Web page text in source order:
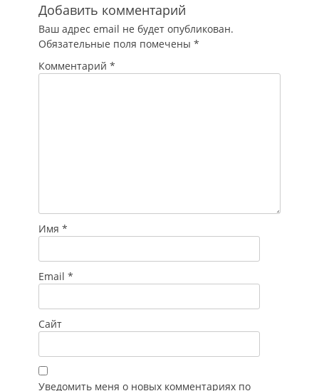
просьба о
рассмотрении
возможности
разработки
отдельного блока/
модуля для…
Добавить комментарий
Ваш адрес email не будет опубликован.
Обязательные поля помечены *
Комментарий *
Имя *
Email *
Сайт
Уведомить меня о новых комментариях по